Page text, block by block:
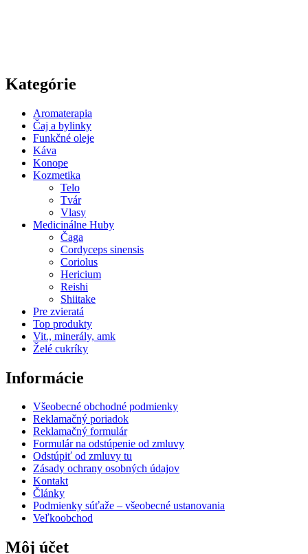
Kategórie
Aromaterapia
Čaj a bylinky
Funkčné oleje
Káva
Konope
Kozmetika
Telo
Tvár
Vlasy
Medicinálne Huby
Čaga
Cordyceps sinensis
Coriolus
Hericium
Reishi
Shiitake
Pre zvieratá
Top produkty
Vit., minerály, amk
Želé cukríky
Informácie
Všeobecné obchodné podmienky
Reklamačný poriadok
Reklamačný formulár
Formulár na odstúpenie od zmluvy
Odstúpiť od zmluvy tu
Zásady ochrany osobných údajov
Kontakt
Články
Podmienky súťaže – všeobecné ustanovania
Veľkoobchod
Môj účet